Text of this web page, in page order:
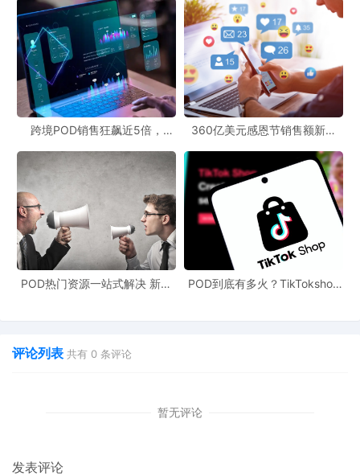
跨境POD销售狂飙近5倍，
360亿美元感恩节销售额新纪
新风潮！
POD热门资源一站式解决 新手
POD到底有多火？TikTokshop
评论列表 共有 0 条评论
暂无评论
发表评论